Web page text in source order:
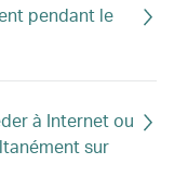
pendant le
à Internet ou
sur